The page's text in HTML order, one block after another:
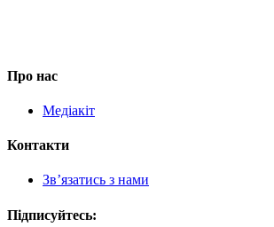
Про нас
Медіакіт
Контакти
Зв’язатись з нами
Підписуйтесь: